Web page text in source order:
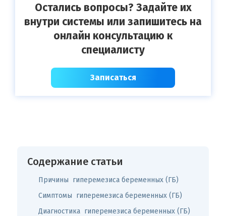
Остались вопросы? Задайте их
внутри системы или запишитесь на
онлайн консультацию к
специалисту
Записаться
Содержание статьи
Причины гиперемезиса беременных (ГБ)
Симптомы гиперемезиса беременных (ГБ)
Диагностика гиперемезиса беременных (ГБ)